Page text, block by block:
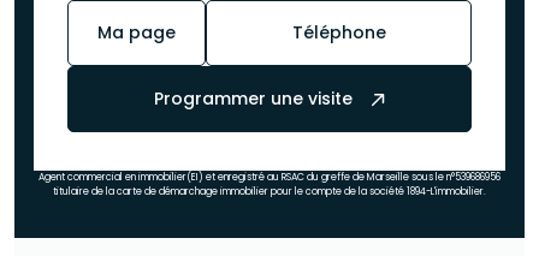
Ma page Téléphone
Programmer une visite
Agent commercial en immobilier(EI) et enregistré au RSAC du greffe de Marseille sous le n°539686956
titulaire de la carte de démarchage immobilier pour le compte de la société 1894-L'immobilier.